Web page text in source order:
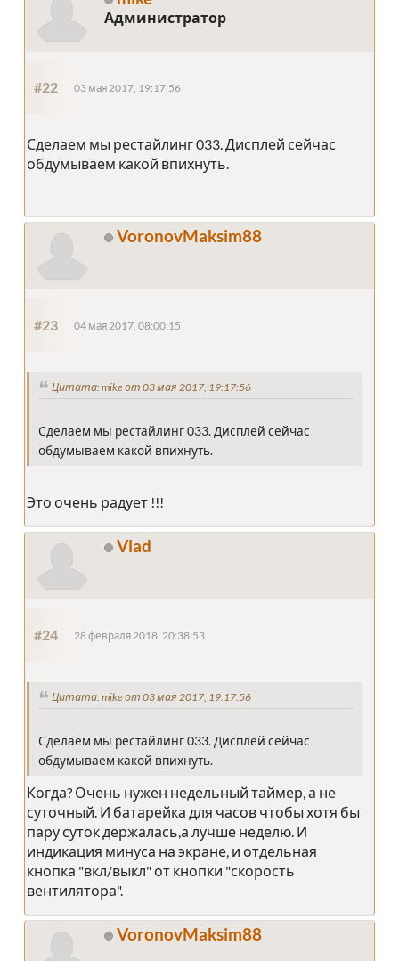
Администратор
#22 03 мая 2017, 19:17:56
Сделаем мы рестайлинг 033. Дисплей сейчас
обдумываем какой впихнуть.
VoronovMaksim88
#23 04 мая 2017, 08:00:15
Цитата: mike от 03 мая 2017, 19:17:56
Сделаем мы рестайлинг 033. Дисплей сейчас
обдумываем какой впихнуть.
Это очень радует !!!
Vlad
#24 28 февраля 2018, 20:38:53
Цитата: mike от 03 мая 2017, 19:17:56
Сделаем мы рестайлинг 033. Дисплей сейчас
обдумываем какой впихнуть.
Когда? Очень нужен недельный таймер, а не
суточный. И батарейка для часов чтобы хотя бы
пару суток держалась,а лучше неделю. И
индикация минуса на экране, и отдельная
кнопка "вкл/выкл" от кнопки "скорость
вентилятора".
VoronovMaksim88